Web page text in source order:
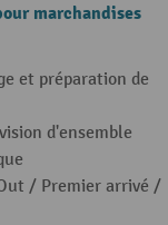
marchandises
et préparation de
d'ensemble
/ Premier arrivé /